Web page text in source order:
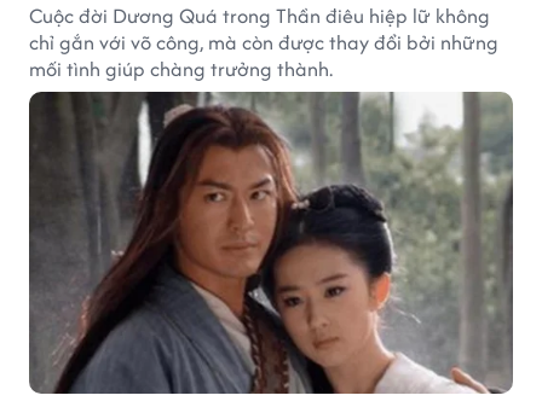
Cuộc đời Dương Quá trong Thần điêu hiệp lữ không
chỉ gắn với võ công, mà còn được thay đổi bởi những
mối tình giúp chàng trưởng thành.